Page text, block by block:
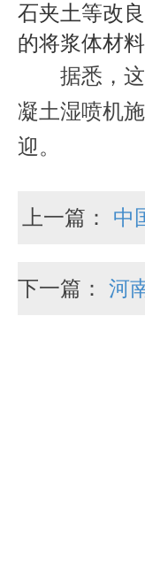
石夹土等改
的将浆体材
据悉，
凝土湿喷机
迎。
上一篇： 中
下一篇： 河